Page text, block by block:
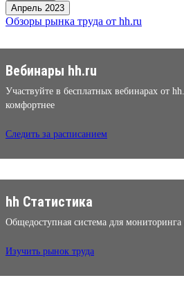
Апрель 2023
Обзоры рынка труда от hh.ru
Вебинары hh.ru
Участвуйте в бесплатных вебинарах от
комфортнее
Следить за расписанием
hh Статистика
Общедоступная система для мониторинга
Изучить рынок труда